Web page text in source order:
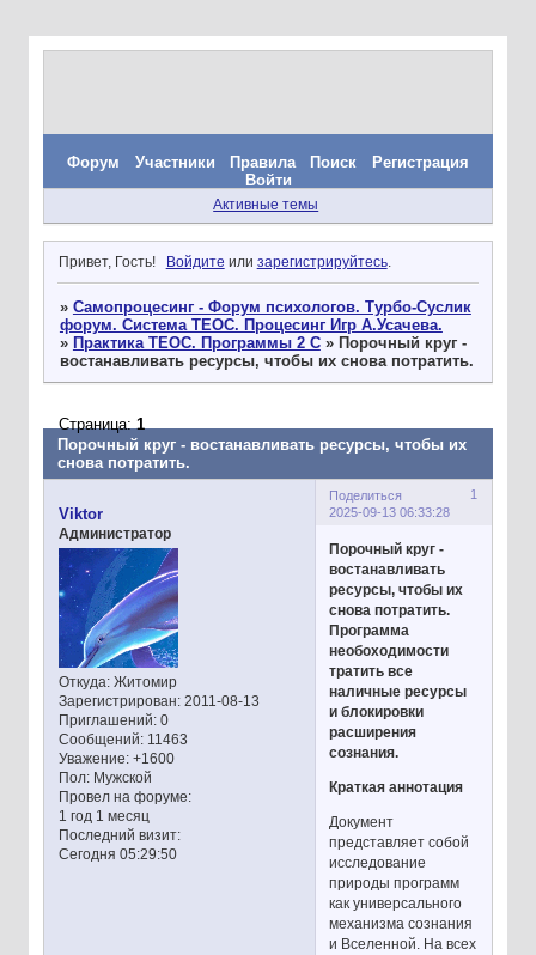
Форум Участники Правила Поиск
Регистрация
Войти
Активные темы
Привет, Гость! Войдите или зарегистрируйтесь.
» Самопроцесинг - Форум психологов. Турбо-Суслик
форум. Система ТЕОС. Процесинг Игр А.Усачева.
» Практика ТЕОС. Программы 2 С » Порочный круг -
востанавливать ресурсы, чтобы их снова потратить.
Порочный круг - востанавливать ресурсы, чтобы их
снова потратить.
Страница:1
Поделиться
1
2025-09-13 06:33:28
Viktor
Администратор
Откуда:Житомир
Зарегистрирован: 2011-08-13
Приглашений:0
Сообщений:11463
Уважение: +1600
Пол:Мужской
Провел на форуме:
1 год 1 месяц
Последний визит:
Сегодня 05:29:50
Порочный круг -
востанавливать
ресурсы, чтобы их
снова потратить.
Программа
необоходимости
тратить все
наличные ресурсы
и блокировки
расширения
сознания.
Краткая аннотация
Документ
представляет собой
исследование
природы программ
как универсального
механизма сознания
и Вселенной. На всех